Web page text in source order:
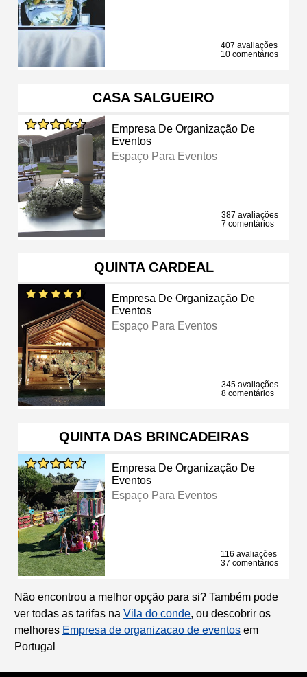
407 avaliações
10 comentários
CASA SALGUEIRO
Empresa De Organização De
Eventos
Espaço Para Eventos
387 avaliações
7 comentários
QUINTA CARDEAL
Empresa De Organização De
Eventos
Espaço Para Eventos
345 avaliações
8 comentários
QUINTA DAS BRINCADEIRAS
Empresa De Organização De
Eventos
Espaço Para Eventos
116 avaliações
37 comentários
Não encontrou a melhor opção para si? Também pode
ver todas as tarifas na Vila do conde, ou descobrir os
melhores Empresa de organizacao de eventos em
Portugal